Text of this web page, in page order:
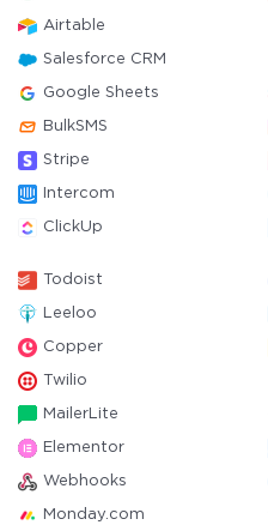
Airtable
Salesforce CRM
Google Sheets
BulkSMS
Stripe
Intercom
ClickUp
Todoist
Leeloo
Copper
Twilio
MailerLite
Elementor
Webhooks
Monday.com